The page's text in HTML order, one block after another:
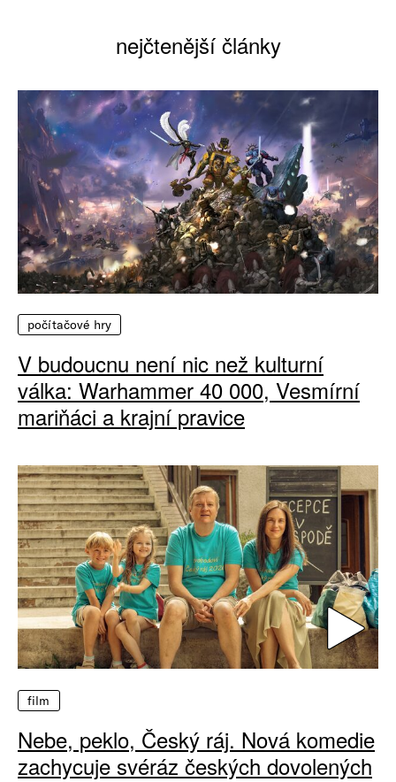
nejčtenější články
počítačové hry
V budoucnu není nic než kulturní
válka: Warhammer 40 000, Vesmírní
mariňáci a krajní pravice
film
Nebe, peklo, Český ráj. Nová komedie
zachycuje svéráz českých dovolených